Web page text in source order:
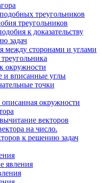
треугольников
треугольников
к доказательству
задач
между сторонами и углами
окружности
и вписанные углы
точки
окружности
векторов
на число.
к решению задач
явления